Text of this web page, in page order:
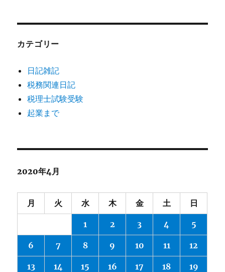
カテゴリー
日記雑記
税務関連日記
税理士試験受験
起業まで
2020年4月
月 火 水 木 金 土 日
1 2 3 4 5
6 7 8 9 10 11 12
13 14 15 16 17 18 19